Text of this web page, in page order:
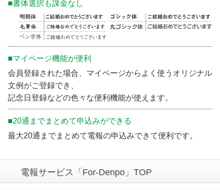
■書体選択も課金なし
■マイページ機能が便利
会員登録された場合、マイページからよく使うオリジナル
文例がご登録でき、
記念日登録などの色々な便利機能が使えます。
■20通までまとめて申込みができる
最大20通までまとめて電報の申込みできて便利です。
電報サービス「For-Denpo」TOP